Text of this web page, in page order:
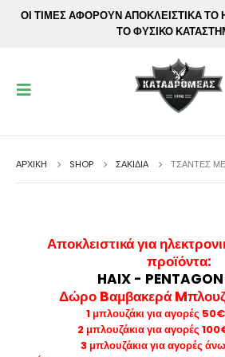
ΟΙ ΤΙΜΕΣ ΑΦΟΡΟΥΝ ΑΠΟΚΛΕΙΣΤΙΚΑ ΤΟ
ΤΟ ΦΥΣΙΚΟ
ΑΡΧΙΚΉ SHOP ΣΑΚΙΔΙΑ ΤΣΆΝΤΕΣ
Αποκλειστικά για
προϊόντα:
HAIX - PENTAGON
Δώρο Bαμβακερά
1 μπλουζάκι για αγορές
2 μπλουζάκια για αγορές
3 μπλουζάκια για αγορές